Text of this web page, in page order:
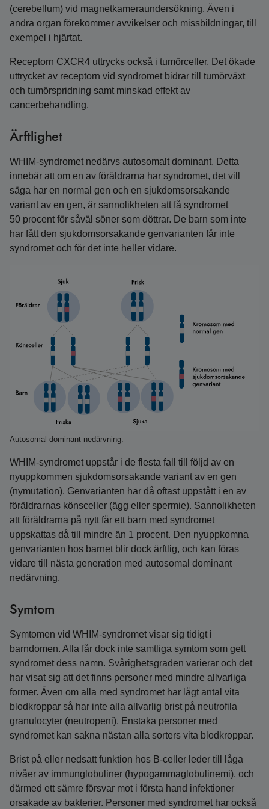
(cerebellum) vid magnetkameraundersökning. Även i
andra organ förekommer avvikelser och missbildningar, till
exempel i hjärtat.
Receptorn CXCR4 uttrycks också i tumörceller. Det ökade
uttrycket av receptorn vid syndromet bidrar till tumörväxt
och tumörspridning samt minskad effekt av
cancerbehandling.
Ärftlighet
WHIM-syndromet nedärvs autosomalt dominant. Detta
innebär att om en av föräldrarna har syndromet, det vill
säga har en normal gen och en sjukdomsorsakande
variant av en gen, är sannolikheten att få syndromet
50 procent för såväl söner som döttrar. De barn som inte
har fått den sjukdomsorsakande genvarianten får inte
syndromet och för det inte heller vidare.
Autosomal dominant nedärvning.
WHIM-syndromet uppstår i de flesta fall till följd av en
nyuppkommen sjukdomsorsakande variant av en gen
(nymutation). Genvarianten har då oftast uppstått i en av
föräldrarnas könsceller (ägg eller spermie). Sannolikheten
att föräldrarna på nytt får ett barn med syndromet
uppskattas då till mindre än 1 procent. Den nyuppkomna
genvarianten hos barnet blir dock ärftlig, och kan föras
vidare till nästa generation med autosomal dominant
nedärvning.
Symtom
Symtomen vid WHIM-syndromet visar sig tidigt i
barndomen. Alla får dock inte samtliga symtom som gett
syndromet dess namn. Svårighetsgraden varierar och det
har visat sig att det finns personer med mindre allvarliga
former. Även om alla med syndromet har lågt antal vita
blodkroppar så har inte alla allvarlig brist på neutrofila
granulocyter (neutropeni). Enstaka personer med
syndromet kan sakna nästan alla sorters vita blodkroppar.
Brist på eller nedsatt funktion hos B-celler leder till låga
nivåer av immunglobuliner (hypogamma­globulinemi), och
därmed ett sämre försvar mot i första hand infektioner
orsakade av bakterier. Personer med syndromet har också